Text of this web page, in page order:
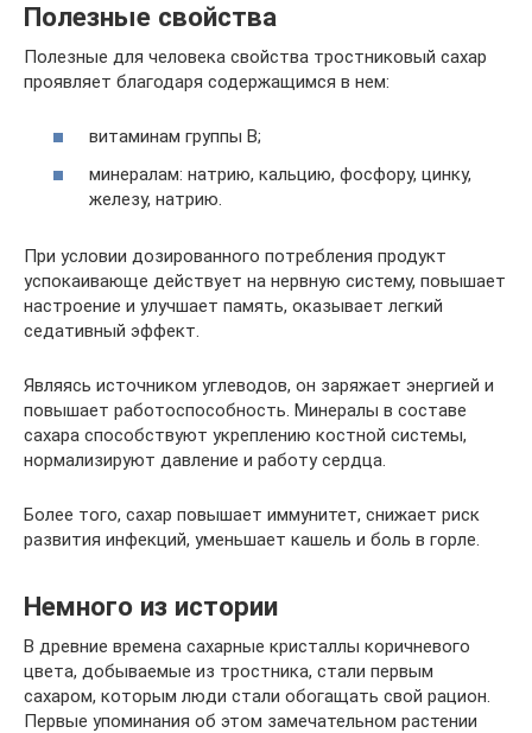
Полезные свойства
Полезные для человека свойства тростниковый сахар
проявляет благодаря содержащимся в нем:
витаминам группы В;
минералам: натрию, кальцию, фосфору, цинку,
железу, натрию.
При условии дозированного потребления продукт
успокаивающе действует на нервную систему, повышает
настроение и улучшает память, оказывает легкий
седативный эффект.
Являясь источником углеводов, он заряжает энергией и
повышает работоспособность. Минералы в составе
сахара способствуют укреплению костной системы,
нормализируют давление и работу сердца.
Более того, сахар повышает иммунитет, снижает риск
развития инфекций, уменьшает кашель и боль в горле.
Немного из истории
В древние времена сахарные кристаллы коричневого
цвета, добываемые из тростника, стали первым
сахаром, которым люди стали обогащать свой рацион.
Первые упоминания об этом замечательном растении